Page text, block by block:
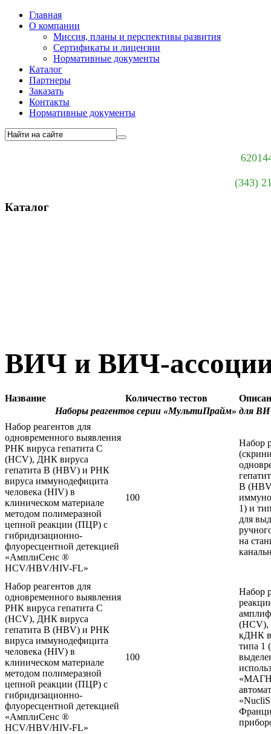
Главная
О компании
Миссия, планы и перспективы развития
Сертификаты и лицензии
Нормативные документы
Каталог
Партнеры
Заказать
Контакты
Нормативные документы
(343)
Каталог
ВИЧ и ВИЧ-
Название Количество тестов
Наборы реагентов серии «МультиПрайм» для
Набор реагентов для
одновременного выявления
РНК вируса гепатита С
(HCV), ДНК вируса
гепатита B (HBV) и РНК
вируса иммунодефицита
человека (HIV) в
клиническом материале
методом полимеразной
цепной реакции (ПЦР) с
гибридизационно-
флуоресцентной детекцией
«АмплиСенс ®
HCV/HBV/HIV-FL»
100
Набор
B
1) и
для
на
Набор реагентов для
одновременного выявления
РНК вируса гепатита С
(HCV), ДНК вируса
гепатита B (HBV) и РНК
вируса иммунодефицита
человека (HIV) в
клиническом материале
методом полимеразной
цепной реакции (ПЦР) с
гибридизационно-
флуоресцентной детекцией
«АмплиСенс ®
HCV/HBV/HIV-FL»
100
Набор
(HCV),
кДНК
типа 1